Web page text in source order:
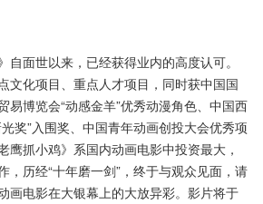
面世以来，已经获得业内的高度认可。
文化项目、重点人才项目，同时获中国国
易博览会“动感金羊”优秀动漫角色、中国西
奖”入围奖、中国青年动画创投大会优秀项
鹰抓小鸡》系国内动画电影中投资最大，
，历经“十年磨一剑”，终于与观众见面，请
画电影在大银幕上的大放异彩。影片将于